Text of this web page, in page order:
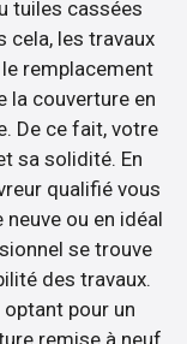
tuiles cassées
cela, les travaux
remplacement
la couverture en
De ce fait, votre
sa solidité. En
qualifié vous
ou en idéal
se trouve
des travaux.
pour un
remise à neuf